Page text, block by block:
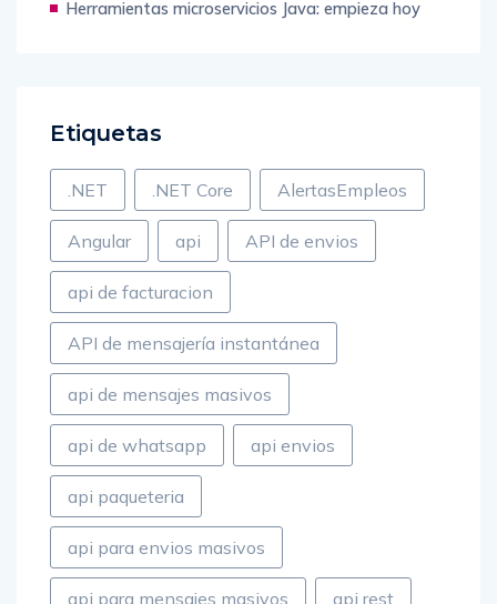
.NET .NET Core AlertasEmpleos
Angular api API de envios
api de facturacion
API de mensajería instantánea
api de mensajes masivos
api de whatsapp api envios
api paqueteria
api para envios masivos